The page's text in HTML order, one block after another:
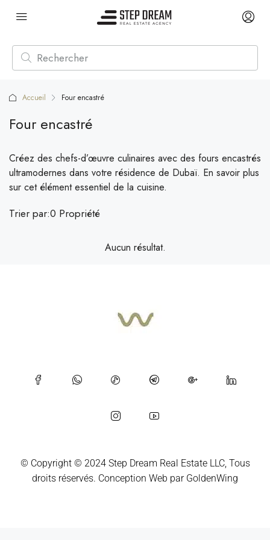
Accueil Four encastré
Four encastré
Créez des chefs-d’œuvre culinaires avec des fours encastrés
ultramodernes dans votre résidence de Dubaï. En savoir plus
sur cet élément essentiel de la cuisine.
0 Propriété
Trier par:
Aucun résultat.
© Copyright © 2024 Step Dream Real Estate LLC, Tous
droits réservés. Conception Web par GoldenWing